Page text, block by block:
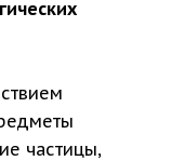
частицы,